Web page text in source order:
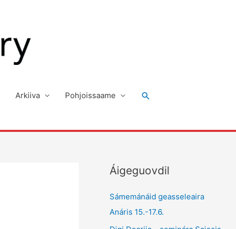
Arkiiva Pohjoissaame Search
Áigeguovdil
Sámemánáid geasseleaira
Anáris 15.-17.6.